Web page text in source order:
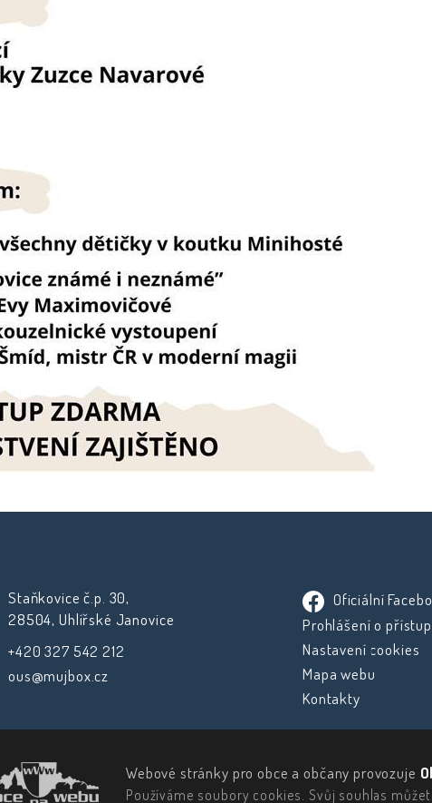
Staňkovice č.p. 30,
28504, Uhlířské Janovice
+420 327 542 212
ous@mujbox.cz
Oficiální
Prohlášení o
Nastavení cookies
Mapa webu
Kontakty
Webové stránky pro obce a občany provozuje
Používáme soubory cookies. Svůj souhlas